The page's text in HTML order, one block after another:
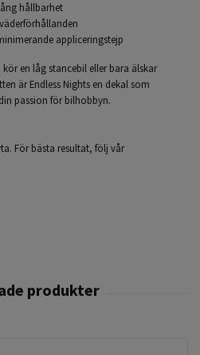
hållbarhet
appliceringstejp
en låg stancebil eller bara älskar
är Endless Nights en dekal som
passion för bilhobbyn.
För bästa resultat, följ vår